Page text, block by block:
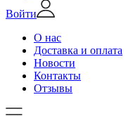
Войти
О нас
Доставка и оплата
Новости
Контакты
Отзывы